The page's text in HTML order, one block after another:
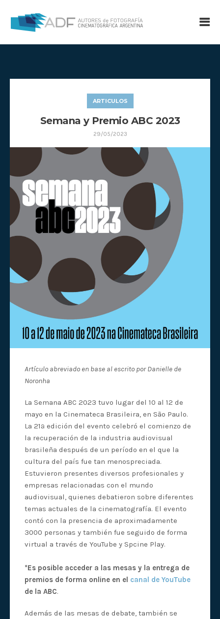
ARTICULOS
Semana y Premio ABC 2023
29/05/2023
Artículo abreviado en base al escrito por Danielle de
Noronha
La Semana ABC 2023 tuvo lugar del 10 al 12 de
mayo en la Cinemateca Brasileira, en São Paulo.
La 21ª edición del evento celebró el comienzo de
la recuperación de la industria audiovisual
brasileña después de un período en el que la
cultura del país fue tan menospreciada.
Estuvieron presentes diversos profesionales y
empresas relacionadas con el mundo
audiovisual, quienes debatieron sobre diferentes
temas actuales de la cinematografía. El evento
contó con la presencia de aproximadamente
3000 personas y también fue seguido de forma
virtual a través de YouTube y Spcine Play.
*Es posible acceder a las mesas y la entrega de
premios de forma online en el canal de YouTube
de la ABC.
Además de las mesas de debate, también se